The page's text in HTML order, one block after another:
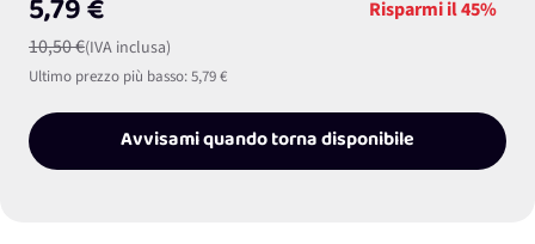
5,79 €
10,50 €(IVA inclusa)
Risparmi il45%
Ultimo prezzo più basso:5,79 €
Avvisami quando torna disponibile